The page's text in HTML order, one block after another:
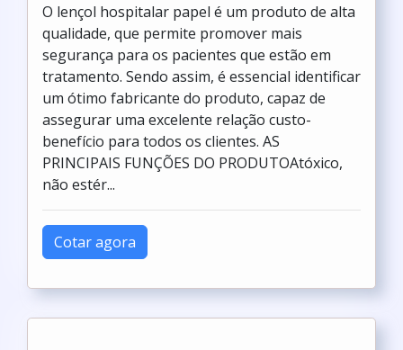
O lençol hospitalar papel é um produto de alta
qualidade, que permite promover mais
segurança para os pacientes que estão em
tratamento. Sendo assim, é essencial identificar
um ótimo fabricante do produto, capaz de
assegurar uma excelente relação custo-
benefício para todos os clientes. AS
PRINCIPAIS FUNÇÕES DO PRODUTOAtóxico,
não estér...
Cotar agora